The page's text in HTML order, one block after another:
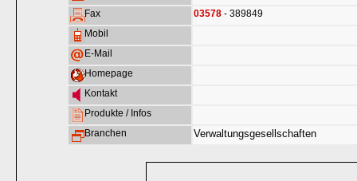
Fax
03578 - 389849
Mobil
E-Mail
Homepage
Kontakt
Produkte / Infos
Branchen
Verwaltungsgesellschaften